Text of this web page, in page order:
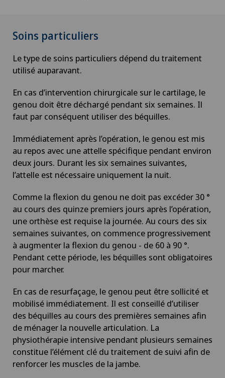
Hernie discale lombaire
Hernie discale thoracique
Hernies (hernies inguinales)
Homéopathie
Hyperactivité thyroïdienne (hyperthyroïdie)
Hypermétropie
Hypnose
Implants péniens
Infectiologie
Hashimoto)
Inflammations oculaires
Instabilité de l'épaule
Insuffisance thyroïdienne (hypothyroïdie)
Soins particuliers
Le type de soins particuliers dépend du traitement
utilisé auparavant.
En cas d’intervention chirurgicale sur le cartilage, le
genou doit être déchargé pendant six semaines. Il
faut par conséquent utiliser des béquilles.
Immédiatement après l’opération, le genou est mis
au repos avec une attelle spécifique pendant environ
deux jours. Durant les six semaines suivantes,
l’attelle est nécessaire uniquement la nuit.
Comme la flexion du genou ne doit pas excéder 30 °
au cours des quinze premiers jours après l’opération,
une orthèse est requise la journée. Au cours des six
semaines suivantes, on commence progressivement
à augmenter la flexion du genou - de 60 à 90 °.
Pendant cette période, les béquilles sont obligatoires
pour marcher.
En cas de resurfaçage, le genou peut être sollicité et
mobilisé immédiatement. Il est conseillé d’utiliser
des béquilles au cours des premières semaines afin
de ménager la nouvelle articulation. La
physiothérapie intensive pendant plusieurs semaines
constitue l’élément clé du traitement de suivi afin de
renforcer les muscles de la jambe.